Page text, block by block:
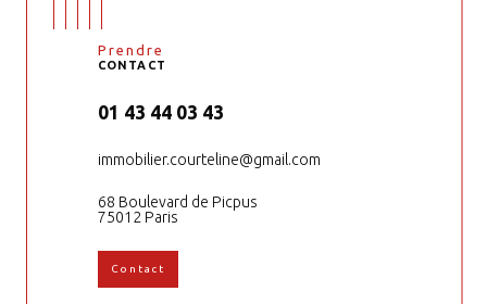
Prendre
CONTACT
01 43 44 03 43
immobilier.courteline@gmail.com
68 Boulevard de Picpus
75012 Paris
Contact